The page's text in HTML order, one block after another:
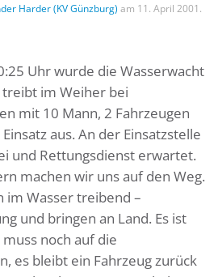
Harder (KV Günzburg) am 11. April 2001 .
Uhr wurde die Wasserwacht
im Weiher bei
mit 10 Mann, 2 Fahrzeugen
aus. An der Einsatzstelle
und Rettungsdienst erwartet.
machen wir uns auf den Weg.
im Wasser treibend –
und bringen an Land. Es ist
noch auf die
es bleibt ein Fahrzeug zurück